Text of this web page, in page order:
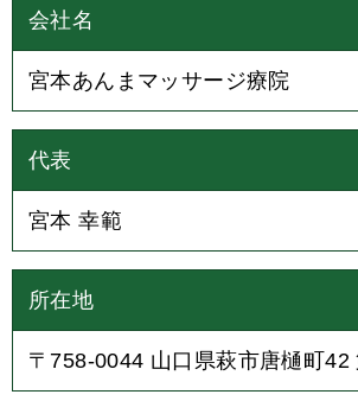
会社名
宮本あんまマッサージ療院
代表
宮本 幸範
所在地
〒758-0044 山口県萩市唐樋町42